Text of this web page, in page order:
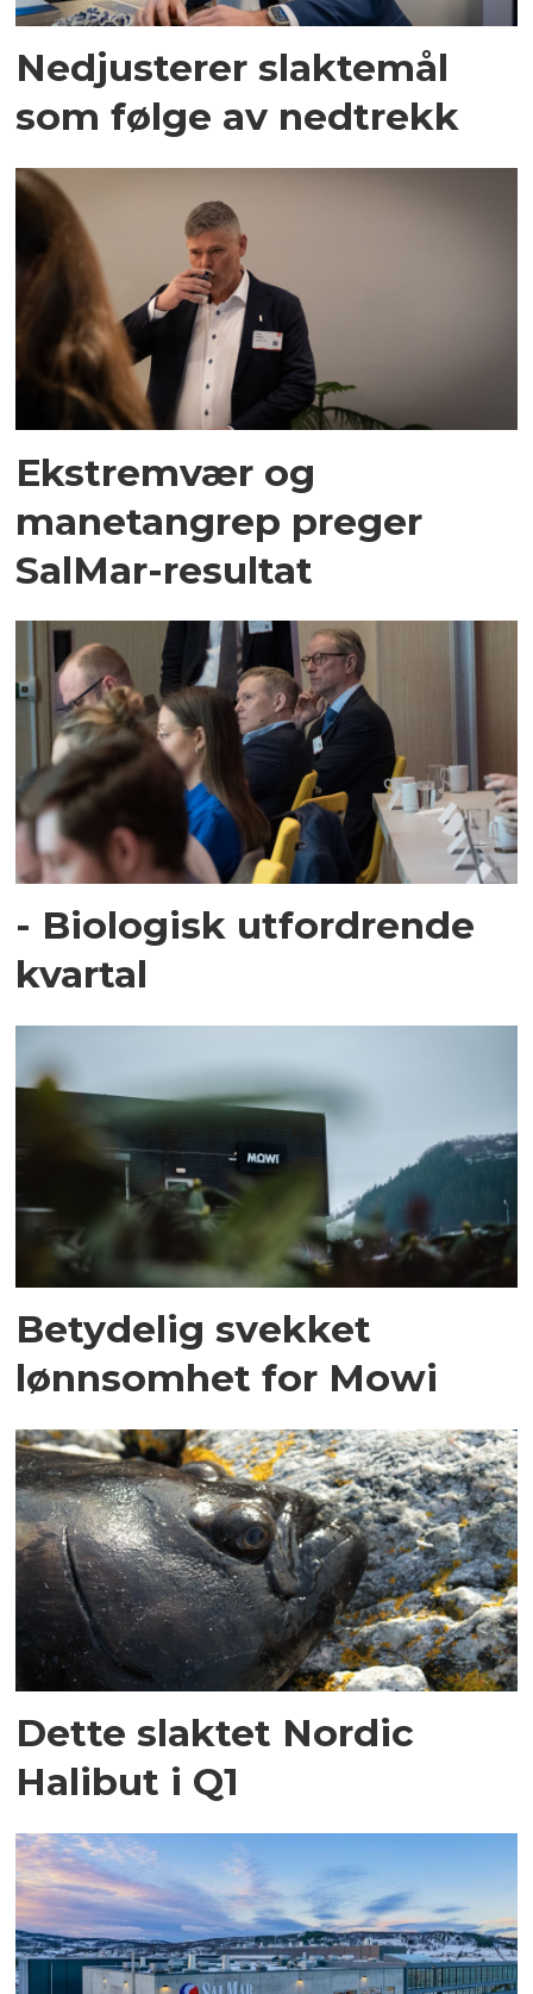
Nedjusterer slaktemål
som følge av nedtrekk
Ekstremvær og
manetangrep preger
SalMar-resultat
- Biologisk utfordrende
kvartal
Betydelig svekket
lønnsomhet for Mowi
Dette slaktet Nordic
Halibut i Q1